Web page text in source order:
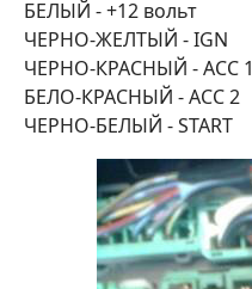
БЕЛЫЙ - +12 вольт
ЧЕРНО-ЖЕЛТЫЙ - IGN
ЧЕРНО-КРАСНЫЙ - ACC 1
БЕЛО-КРАСНЫЙ - ACC 2
ЧЕРНО-БЕЛЫЙ - START